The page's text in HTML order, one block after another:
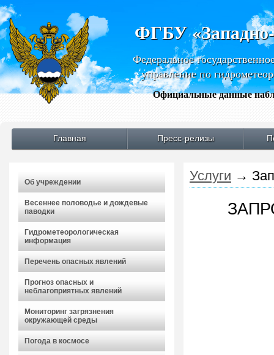
ФГБУ
Федеральное
управление по
Официальные данные
Главная Пресс-релизы
Об учреждении
Весеннее половодье и дождевые
паводки
Гидрометеорологическая
информация
Перечень опасных явлений
Прогноз опасных и
неблагоприятных явлений
Мониторинг загрязнения
окружающей среды
Погода в космосе
Услуги →